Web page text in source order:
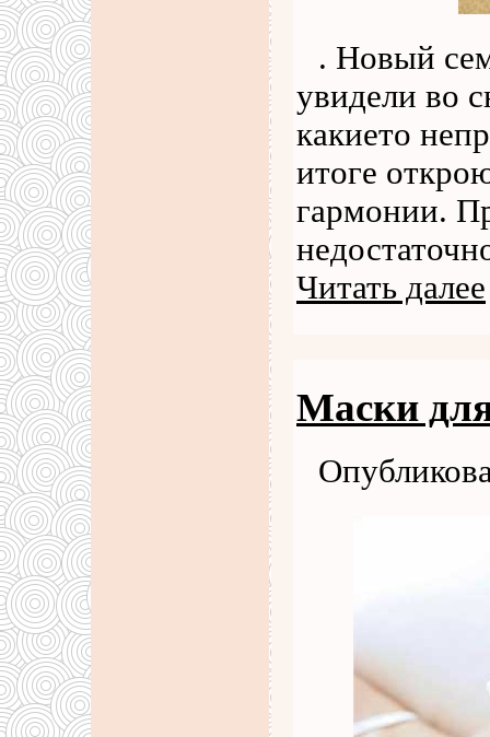
. Новый
увидели во
какието
итоге
гармонии.
Читать далее
Маски